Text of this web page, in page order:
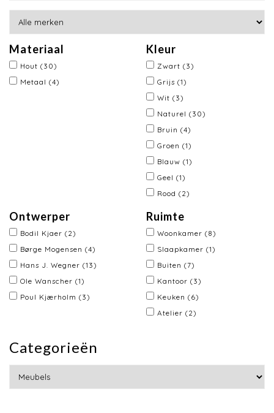
Materiaal
Hout (30)
Metaal (4)
Kleur
Zwart (3)
Grijs (1)
Wit (3)
Naturel (30)
Bruin (4)
Groen (1)
Blauw (1)
Geel (1)
Rood (2)
Ontwerper
Bodil Kjaer (2)
Børge Mogensen (4)
Hans J. Wegner (13)
Ole Wanscher (1)
Poul Kjærholm (3)
Ruimte
Woonkamer (8)
Slaapkamer (1)
Buiten (7)
Kantoor (3)
Keuken (6)
Atelier (2)
Categorieën